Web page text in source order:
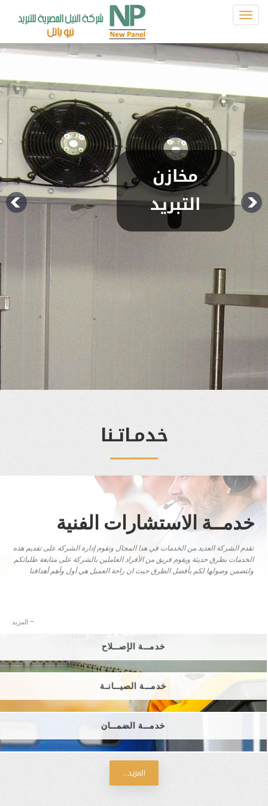
Toggle
سيارات
التبريد
خدمـاتـنا
خدمــة الاستشارات الفنية
تقدم الشركة العديد من الخدمات في هذا المجال وتقوم إدارة الشركة على تقديم هذه
الخدمات بطرق حديثة ويقوم فريق من الأفراد العاملين بالشركة على متابعة طلباتكم
ولتضمن وصولها لكم بأفضل الطرق حيث ان راحة العميل هي أول وأهم أهدافنا
→ المزيد
خدمــة الإصــلاح
خدمــة الصيــانـة
خدمــة الضمــان
المزيد...